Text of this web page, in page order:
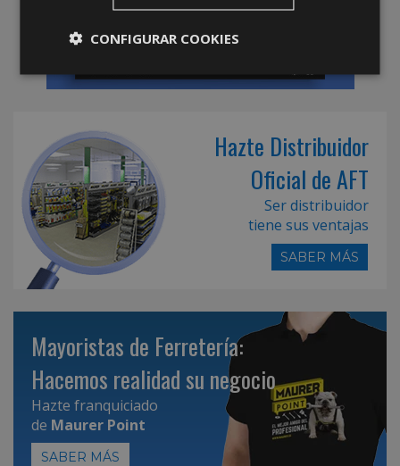
Hazte Distribuidor
Oficial de AFT
Ser distribuidor
tiene sus ventajas
SABER MÁS
Mayoristas de Ferretería:
Hacemos realidad su negocio
Hazte franquiciado
de Maurer Point
SABER MÁS
CONFIGURAR COOKIES